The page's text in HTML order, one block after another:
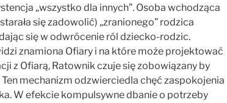
„wszystko dla innych”. Osoba wchodząca
się zadowolić) „zranionego” rodzica
się w odwrócenie ról dziecko-rodzic.
znamiona Ofiary i na które może projektować
z Ofiarą, Ratownik czuje się zobowiązany by
mechanizm odzwierciedla chęć zaspokojenia
W efekcie kompulsywne dbanie o potrzeby